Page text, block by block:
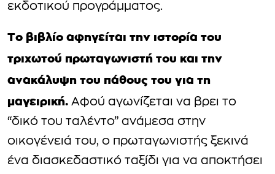
εκδοτικού προγράμματος.
Το βιβλίο αφηγείται την ιστορία του
τριχωτού πρωταγωνιστή του και την
ανακάλυψη του πάθους του για τη
μαγειρική. Αφού αγωνίζεται να βρει το
“δικό του ταλέντο” ανάμεσα στην
οικογένειά του, ο πρωταγωνιστής ξεκινά
ένα διασκεδαστικό ταξίδι για να αποκτήσει